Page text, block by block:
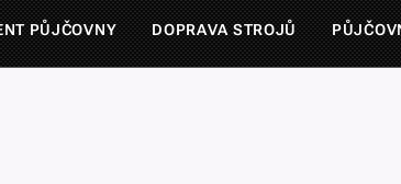
PŮJČOVNY DOPRAVA STROJŮ